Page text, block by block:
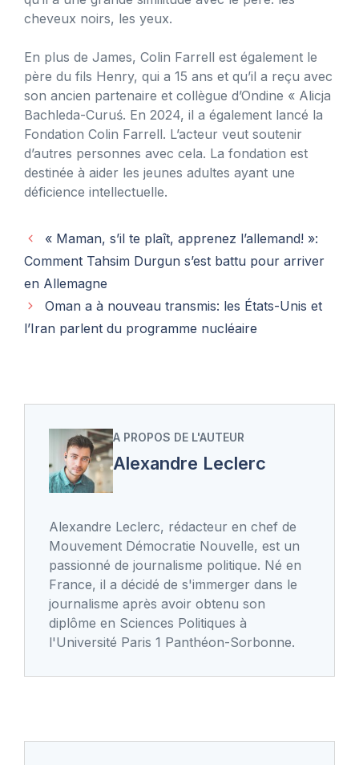
cheveux noirs, les yeux.
En plus de James, Colin Farrell est également le
père du fils Henry, qui a 15 ans et qu’il a reçu avec
son ancien partenaire et collègue d’Ondine « Alicja
Bachleda-Curuś. En 2024, il a également lancé la
Fondation Colin Farrell. L’acteur veut soutenir
d’autres personnes avec cela. La fondation est
destinée à aider les jeunes adultes ayant une
déficience intellectuelle.
« Maman, s’il te plaît, apprenez l’allemand! »:
Comment Tahsim Durgun s’est battu pour arriver
en Allemagne
Oman a à nouveau transmis: les États-Unis et
l’Iran parlent du programme nucléaire
A PROPOS DE L'AUTEUR
Alexandre Leclerc
Alexandre Leclerc, rédacteur en chef de
Mouvement Démocratie Nouvelle, est un
passionné de journalisme politique. Né en
France, il a décidé de s'immerger dans le
journalisme après avoir obtenu son
diplôme en Sciences Politiques à
l'Université Paris 1 Panthéon-Sorbonne.